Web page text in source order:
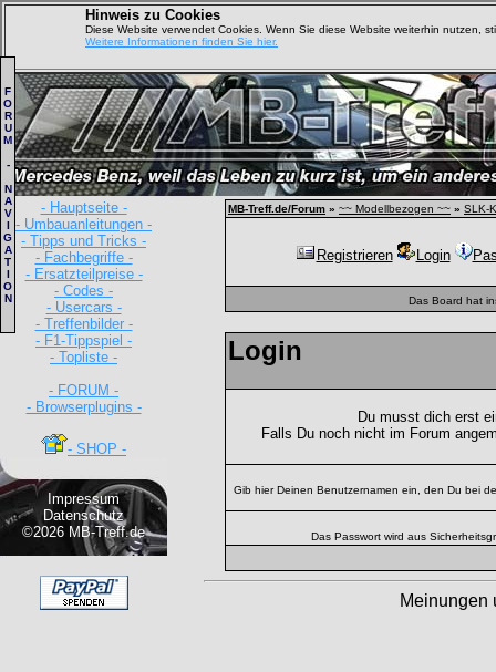
Hinweis zu Cookies
Diese Website verwendet Cookies. Wenn Sie diese Website weiterhin nutzen,
Weitere Informationen finden Sie hier.
- Hauptseite -
- Umbauanleitungen -
- Tipps und Tricks -
- Fachbegriffe -
- Ersatzteilpreise -
- Codes -
- Usercars -
- Treffenbilder -
- F1-Tippspiel -
- Topliste -
- FORUM -
- Browserplugins -
- SHOP -
Impressum
Datenschutz
©2026 MB-Treff.de
F
O
R
U
M
-
N
A
V
I
G
A
T
I
O
N
MB-Treff.de/Forum » ~~ Modellbezogen ~~ » SLK-
Registrieren Login
Das Board hat
Login
Du musst dich erst
Falls Du noch nicht im Forum
Gib hier Deinen Benutzernamen ein, den Du bei
Das Passwort wird aus
Meinungen